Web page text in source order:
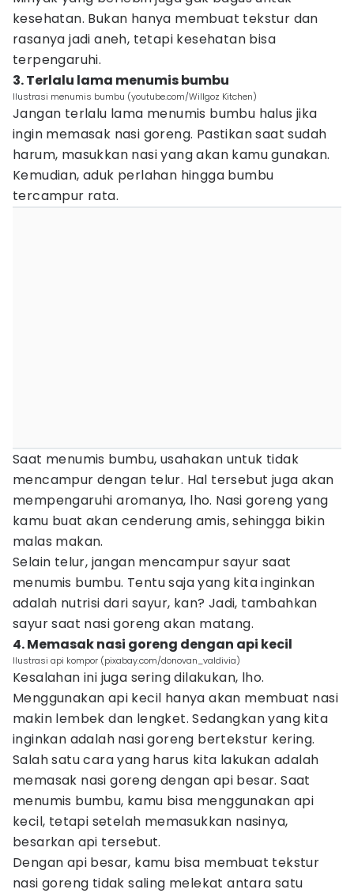
kesehatan. Bukan hanya membuat tekstur dan
rasanya jadi aneh, tetapi kesehatan bisa
terpengaruhi.
3. Terlalu lama menumis bumbu
Ilustrasi menumis bumbu (youtube.com/Willgoz Kitchen)
Jangan terlalu lama menumis bumbu halus jika
ingin memasak nasi goreng. Pastikan saat sudah
harum, masukkan nasi yang akan kamu gunakan.
Kemudian, aduk perlahan hingga bumbu
tercampur rata.
Saat menumis bumbu, usahakan untuk tidak
mencampur dengan telur. Hal tersebut juga akan
mempengaruhi aromanya, lho. Nasi goreng yang
kamu buat akan cenderung amis, sehingga bikin
malas makan.
Selain telur, jangan mencampur sayur saat
menumis bumbu. Tentu saja yang kita inginkan
adalah nutrisi dari sayur, kan? Jadi, tambahkan
sayur saat nasi goreng akan matang.
4. Memasak nasi goreng dengan api kecil
Ilustrasi api kompor (pixabay.com/donovan_valdivia)
Kesalahan ini juga sering dilakukan, lho.
Menggunakan api kecil hanya akan membuat nasi
makin lembek dan lengket. Sedangkan yang kita
inginkan adalah nasi goreng bertekstur kering.
Salah satu cara yang harus kita lakukan adalah
memasak nasi goreng dengan api besar. Saat
menumis bumbu, kamu bisa menggunakan api
kecil, tetapi setelah memasukkan nasinya,
besarkan api tersebut.
Dengan api besar, kamu bisa membuat tekstur
nasi goreng tidak saling melekat antara satu